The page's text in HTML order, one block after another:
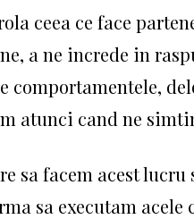
ceea ce face
a ne increde in
atunci cand ne
sa facem acest
sa executam acele